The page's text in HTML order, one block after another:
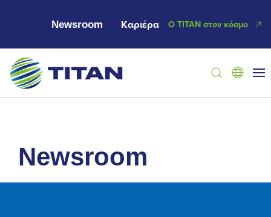
Newsroom Καριέρα Ο ΤΙΤΑΝ στον κόσμο
newsroom